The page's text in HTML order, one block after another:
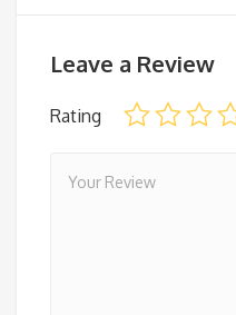
Leave a Review
Rating